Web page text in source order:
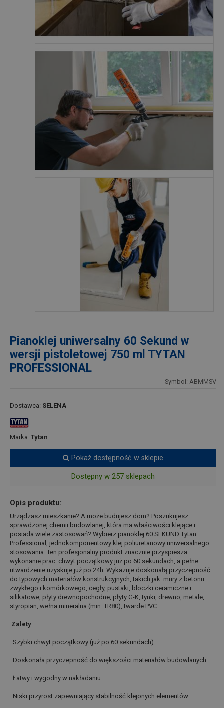
Pianoklej uniwersalny 60 Sekund w
wersji pistoletowej 750 ml TYTAN
PROFESSIONAL
Symbol: ABMMSV
Dostawca: SELENA
Marka: Tytan
Pokaż dostępność w sklepie
Dostępny w 257 sklepach
Opis produktu:
Urządzasz mieszkanie? A może budujesz dom? Poszukujesz
sprawdzonej chemii budowlanej, która ma właściwości klejące i
posiada wiele zastosowań? Wybierz pianoklej 60 SEKUND Tytan
Professional, jednokomponentowy klej poliuretanowy uniwersalnego
stosowania. Ten profesjonalny produkt znacznie przyspiesza
wykonanie prac: chwyt początkowy już po 60 sekundach, a pełne
utwardzenie uzyskuje już po 24h. Wykazuje doskonałą przyczepność
do typowych materiałów konstrukcyjnych, takich jak: mury z betonu
zwykłego i komórkowego, cegły, pustaki, bloczki ceramiczne i
silikatowe, płyty drewnopochodne, płyty G-K, tynki, drewno, metale,
styropian, wełna mineralna (min. TR80), twarde PVC.
Zalety
· Szybki chwyt początkowy (już po 60 sekundach)
· Doskonała przyczepność do większości materiałów budowlanych
· Łatwy i wygodny w nakładaniu
· Niski przyrost zapewniający stabilność klejonych elementów